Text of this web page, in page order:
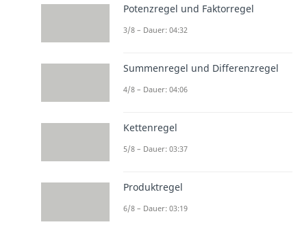
Potenzregel und Faktorregel
3/8 – Dauer: 04:32
Summenregel und Differenzregel
4/8 – Dauer: 04:06
Kettenregel
5/8 – Dauer: 03:37
Produktregel
6/8 – Dauer: 03:19